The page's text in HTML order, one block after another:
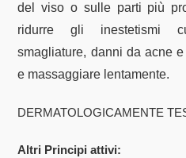
del viso o sulle parti più
ridurre gli inestetismi
smagliature, danni da acne
e massaggiare lentamente.
DERMATOLOGICAMENTE
Altri Principi attivi: